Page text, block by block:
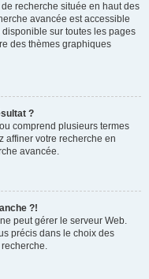
recherche située en haut des
avancée est accessible
sur toutes les pages
des thèmes graphiques
?
comprend plusieurs termes
affiner votre recherche en
avancée.
?!
peut gérer le serveur Web.
précis dans le choix des